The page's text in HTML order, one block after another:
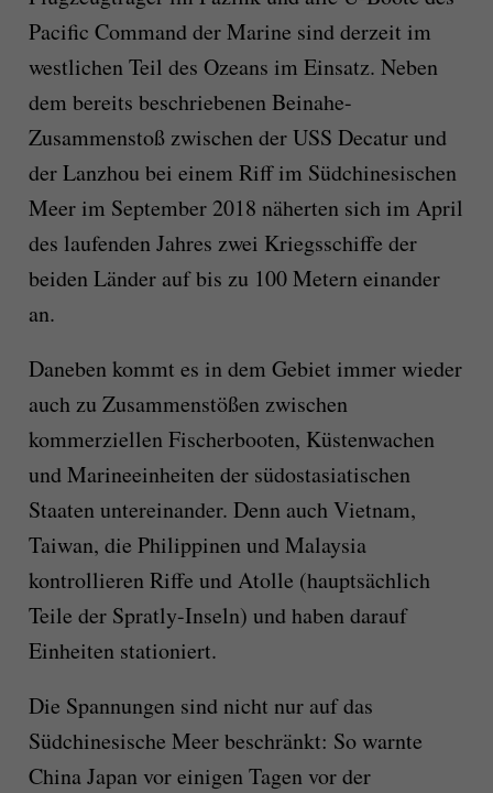
Pacific Command der Marine sind derzeit im
westlichen Teil des Ozeans im Einsatz. Neben
dem bereits beschriebenen Beinahe-
Zusammenstoß zwischen der USS Decatur und
der Lanzhou bei einem Riff im Südchinesischen
Meer im September 2018 näherten sich im April
des laufenden Jahres zwei Kriegsschiffe der
beiden Länder auf bis zu 100 Metern einander
an.
Daneben kommt es in dem Gebiet immer wieder
auch zu Zusammenstößen zwischen
kommerziellen Fischerbooten, Küstenwachen
und Marineeinheiten der südostasiatischen
Staaten untereinander. Denn auch Vietnam,
Taiwan, die Philippinen und Malaysia
kontrollieren Riffe und Atolle (hauptsächlich
Teile der Spratly-Inseln) und haben darauf
Einheiten stationiert.
Die Spannungen sind nicht nur auf das
Südchinesische Meer beschränkt: So warnte
China Japan vor einigen Tagen vor der